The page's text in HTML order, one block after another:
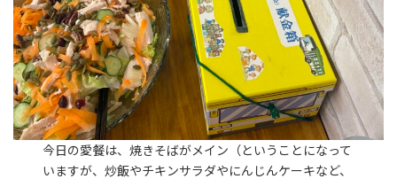
今日の愛餐は、焼きそばがメイン（ということになって
いますが、炒飯やチキンサラダやにんじんケーキなど、